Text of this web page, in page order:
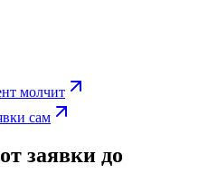
молчит
сам
от заявки до